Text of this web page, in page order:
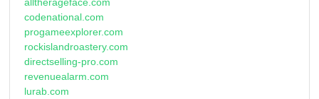
codenational.com
progameexplorer.com
rockislandroastery.com
directselling-pro.com
revenuealarm.com
lurab.com